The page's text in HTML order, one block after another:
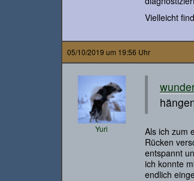
Vielleicht
05/10/2019 um 19:56 Uhr
Yuri
Als ich zum
Rücken
entspannt
ich konnte
endlich